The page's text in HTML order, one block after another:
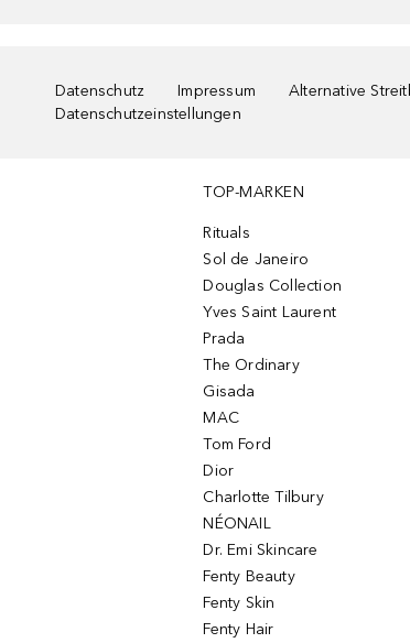
Datenschutz Impressum Alternative
Datenschutzeinstellungen
TOP-MARKEN
Rituals
Sol de Janeiro
Douglas Collection
Yves Saint Laurent
Prada
The Ordinary
Gisada
MAC
Tom Ford
Dior
Charlotte Tilbury
NÉONAIL
Dr. Emi Skincare
Fenty Beauty
Fenty Skin
Fenty Hair